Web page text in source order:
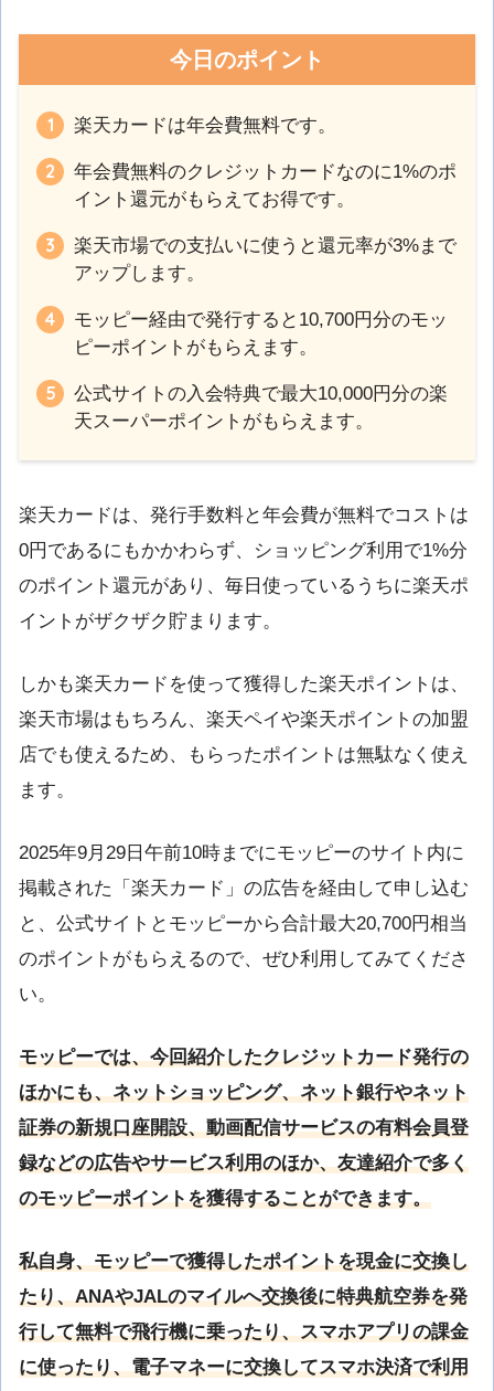
今日のポイント
楽天カードは年会費無料です。
年会費無料のクレジットカードなのに1%のポ
イント還元がもらえてお得です。
楽天市場での支払いに使うと還元率が3%まで
アップします。
モッピー経由で発行すると10,700円分のモッ
ピーポイントがもらえます。
公式サイトの入会特典で最大10,000円分の楽
天スーパーポイントがもらえます。
楽天カードは、発行手数料と年会費が無料でコストは
0円であるにもかかわらず、ショッピング利用で1%分
のポイント還元があり、毎日使っているうちに楽天ポ
イントがザクザク貯まります。
しかも楽天カードを使って獲得した楽天ポイントは、
楽天市場はもちろん、楽天ペイや楽天ポイントの加盟
店でも使えるため、もらったポイントは無駄なく使え
ます。
2025年9月29日午前10時までにモッピーのサイト内に
掲載された「楽天カード」の広告を経由して申し込む
と、公式サイトとモッピーから合計最大20,700円相当
のポイントがもらえるので、ぜひ利用してみてくださ
い。
モッピーでは、今回紹介したクレジットカード発行の
ほかにも、ネットショッピング、ネット銀行やネット
証券の新規口座開設、動画配信サービスの有料会員登
録などの広告やサービス利用のほか、友達紹介で多く
のモッピーポイントを獲得することができます。
私自身、モッピーで獲得したポイントを現金に交換し
たり、ANAやJALのマイルへ交換後に特典航空券を発
行して無料で飛行機に乗ったり、スマホアプリの課金
に使ったり、電子マネーに交換してスマホ決済で利用